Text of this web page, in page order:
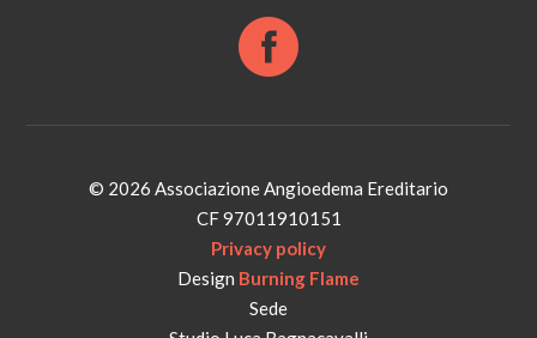
© 2026 Associazione Angioedema Ereditario
CF 97011910151
Privacy policy
Design Burning Flame
Sede